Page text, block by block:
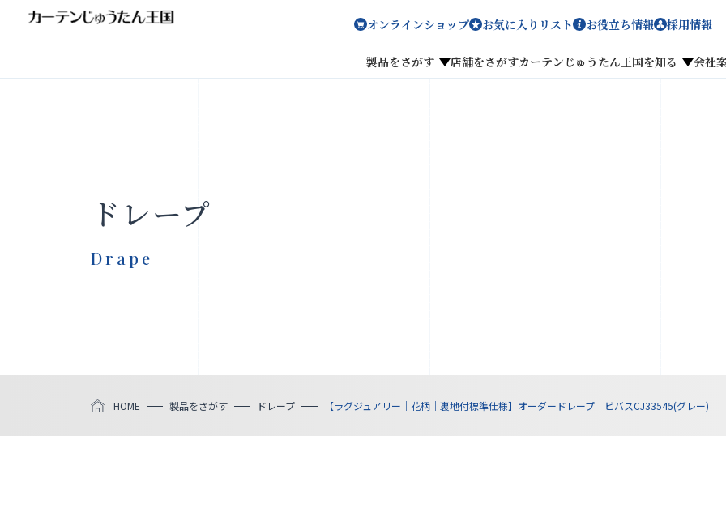
オンラインショップ お気に入りリスト お役立ち情報 採用情報
製品をさがす 店舗をさがすカーテンじゅうたん王国を知る 会社
ドレープ
Drape
HOME 製品をさがす ドレープ 【ラグジュアリー｜花柄｜裏地付標準仕様】オーダードレープ ビバスCJ33545(グレー)